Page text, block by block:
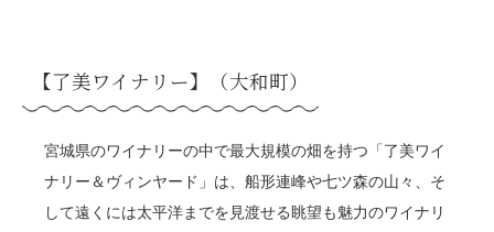
【了美ワイナリー】（大和町）
宮城県のワイナリーの中で最大規模の畑を持つ「了美ワイ
ナリー＆ヴィンヤード」は、船形連峰や七ツ森の山々、そ
して遠くには太平洋までを見渡せる眺望も魅力のワイナリ